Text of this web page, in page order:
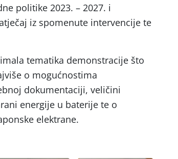
politike 2023. – 2027. i
iz spomenute intervencije te
tematika demonstracije što
o mogućnostima
dokumentaciji, veličini
energije u baterije te o
elektrane.